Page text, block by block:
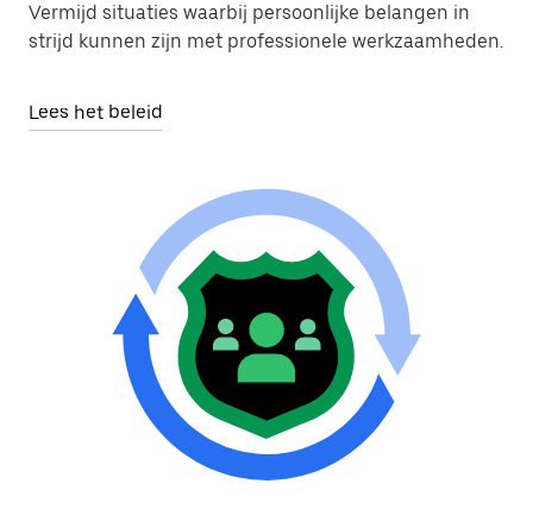
Vermijd situaties waarbij persoonlijke belangen in
strijd kunnen zijn met professionele werkzaamheden.
Lees het beleid